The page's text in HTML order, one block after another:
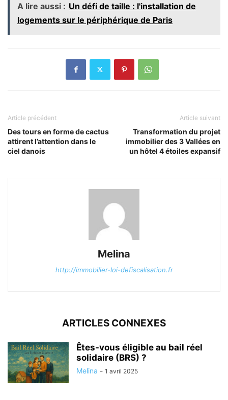
A lire aussi : Un défi de taille : l'installation de
logements sur le périphérique de Paris
Article précédent
Des tours en forme de cactus
attirent l’attention dans le
ciel danois
Article suivant
Transformation du projet
immobilier des 3 Vallées en
un hôtel 4 étoiles expansif
Melina
http://immobilier-loi-defiscalisation.fr
ARTICLES CONNEXES
Êtes-vous éligible au bail réel
solidaire (BRS) ?
Melina - 1 avril 2025